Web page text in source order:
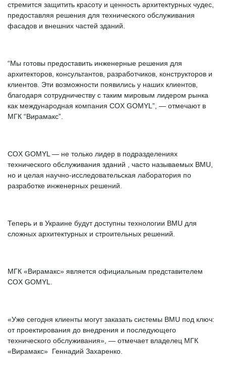
стремится защитить красоту и ценность архитектурных чудес,
предоставляя решения для технического обслуживания
фасадов и внешних частей зданий.
“Мы готовы предоставить инженерные решения для
архитекторов, консультантов, разработчиков, конструкторов и
клиентов. Эти возможности появились у наших клиентов,
благодаря сотрудничеству с таким мировым лидером рынка
как международная компания COX GOMYL”, — отмечают в
МГК “Вирамакс”.
COX GOMYL — не только лидер в подразделениях
технического обслуживания зданий , часто называемых BMU,
но и целая научно-исследовательская лаборатория по
разработке инженерных решений.
Теперь и в Украине будут доступны технологии BMU для
сложных архитектурных и строительных решений.
МГК «Вирамакс» является официальным представителем
COX GOMYL.
«Уже сегодня клиенты могут заказать системы BMU под ключ:
от проектирования до внедрения и последующего
технического обслуживания», — отмечает владелец МГК
«Вирамакс» Геннадий Захаренко.